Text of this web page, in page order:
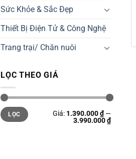
Sức Khỏe & Sắc Đẹp
Thiết Bị Điện Tử & Công Nghệ
Trang trại/ Chăn nuôi
LỌC THEO GIÁ
Giá
thấp
nhất
Giá
cao
nhất
LỌC Giá: 1.390.000 ₫—
3.990.000 ₫